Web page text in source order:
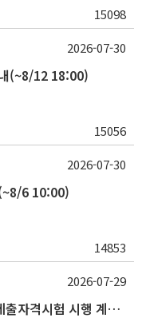
15098
(~8/12 18:00)
15056
2026-07-30
6 10:00)
14853
2026-07-30
2026학년도 2학기 석·박사학위 논문제출자격시험 시행 계획 공고
2026-07-29